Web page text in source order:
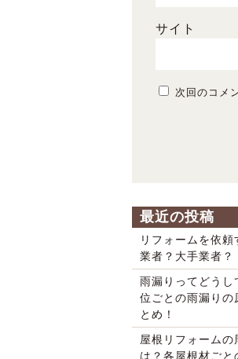
サイト
次回のコメ
最近の投稿
リフォームを依
業者？大手業者？
雨漏りってどうし
位ごとの雨漏りの
とめ！
屋根リフォームの
は？各屋根材ごと